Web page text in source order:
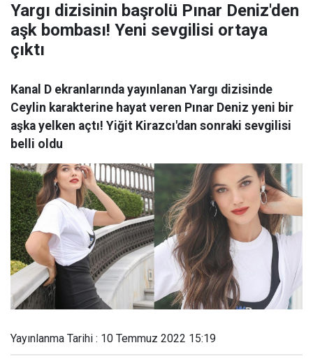
Yargı dizisinin başrolü Pınar Deniz'den
aşk bombası! Yeni sevgilisi ortaya
çıktı
Kanal D ekranlarında yayınlanan Yargı dizisinde
Ceylin karakterine hayat veren Pınar Deniz yeni bir
aşka yelken açtı! Yiğit Kirazcı'dan sonraki sevgilisi
belli oldu
Yayınlanma Tarihi : 10 Temmuz 2022 15:19